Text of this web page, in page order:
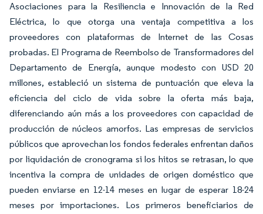
Asociaciones para la Resiliencia e Innovación de la Red
Eléctrica, lo que otorga una ventaja competitiva a los
proveedores con plataformas de Internet de las Cosas
probadas. El Programa de Reembolso de Transformadores del
Departamento de Energía, aunque modesto con USD 20
millones, estableció un sistema de puntuación que eleva la
eficiencia del ciclo de vida sobre la oferta más baja,
diferenciando aún más a los proveedores con capacidad de
producción de núcleos amorfos. Las empresas de servicios
públicos que aprovechan los fondos federales enfrentan daños
por liquidación de cronograma si los hitos se retrasan, lo que
incentiva la compra de unidades de origen doméstico que
pueden enviarse en 12-14 meses en lugar de esperar 18-24
meses por importaciones. Los primeros beneficiarios de